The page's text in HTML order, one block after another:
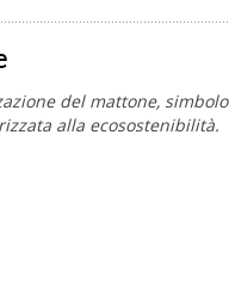
del mattone, simbolo
alla ecosostenibilità.